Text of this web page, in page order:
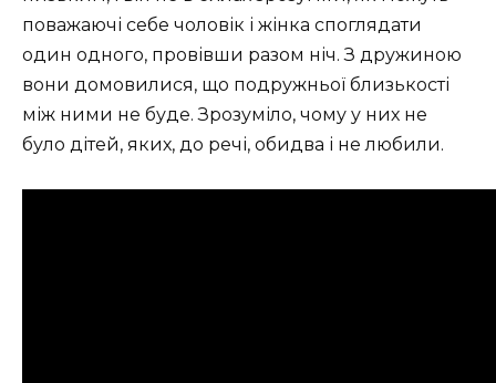
поважаючі себе чоловік і жінка споглядати
один одного, провівши разом ніч. З дружиною
вони домовилися, що подружньої близькості
між ними не буде. Зрозуміло, чому у них не
було дітей, яких, до речі, обидва і не любили.